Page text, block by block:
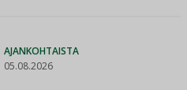
AJANKOHTAISTA
05.08.2026